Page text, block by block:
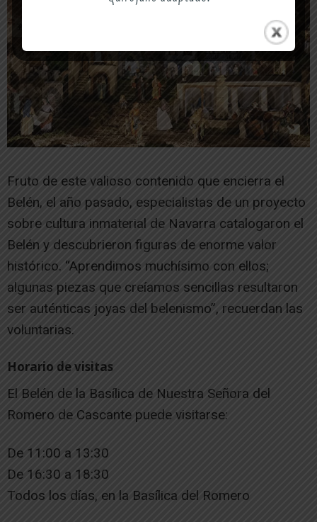
Fruto de este valioso contenido que encierra el
Belén, el año pasado, especialistas de un proyecto
sobre cultura inmaterial de Navarra catalogaron el
Belén y descubrieron figuras de enorme valor
histórico. “Aprendimos muchísimo con ellos;
algunas piezas que creíamos sencillas resultaron
ser auténticas joyas del belenismo”, recuerdan las
voluntarias.
Horario de visitas
El Belén de la Basílica de Nuestra Señora del
Romero de Cascante puede visitarse:
De 11:00 a 13:30
De 16:30 a 18:30
Todos los días, en la Basílica del Romero